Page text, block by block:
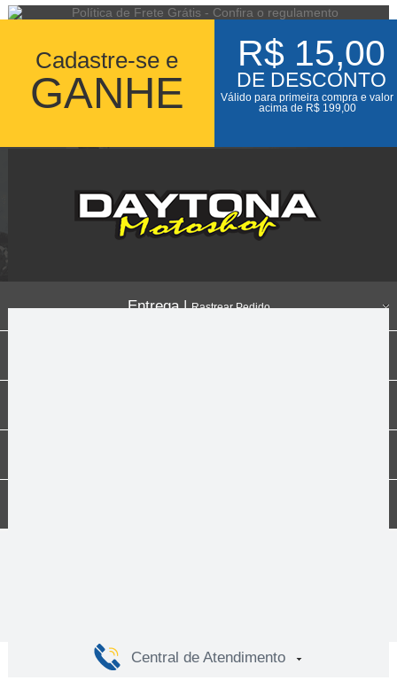
Cadastre-se e
GANHE
R$ 15,00
DE DESCONTO
Válido para primeira compra e valor
acima de R$ 199,00
Entrega |Rastrear Pedido
Central de Atendimento